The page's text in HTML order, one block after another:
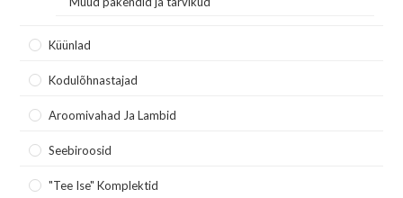
Küünlad
Kodulõhnastajad
Aroomivahad Ja Lambid
Seebiroosid
"Tee Ise" Komplektid